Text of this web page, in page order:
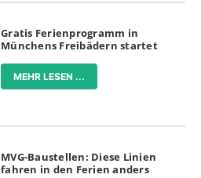
Gratis Ferienprogramm in
Münchens Freibädern startet
MEHR LESEN ...
MVG-Baustellen: Diese Linien
fahren in den Ferien anders